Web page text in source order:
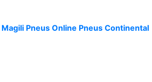
Magili Pneus Online Pneus Continental